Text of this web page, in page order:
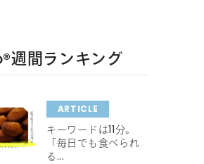
週間ランキング
ARTICLE
キーワードは11分。
「毎日でも食べられ
る...